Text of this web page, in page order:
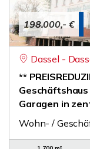
198.000,- €
Dassel -
**
Garagen in
Wohn- /